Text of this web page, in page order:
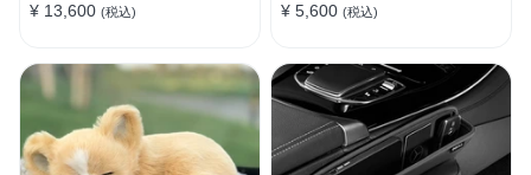
¥ 13,600 (税込) ¥ 5,600 (税込)